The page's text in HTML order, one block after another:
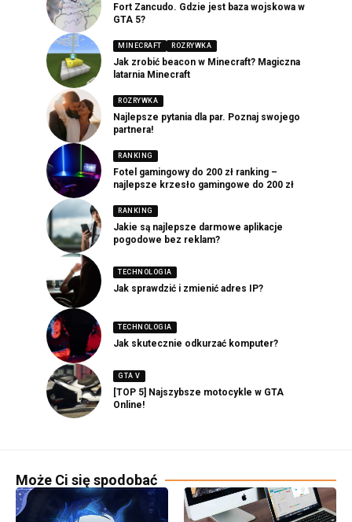
Fort Zancudo. Gdzie jest baza wojskowa w
GTA 5?
MINECRAFT ROZRYWKA
Jak zrobić beacon w Minecraft? Magiczna
latarnia Minecraft
ROZRYWKA
Najlepsze pytania dla par. Poznaj swojego
partnera!
RANKING
Fotel gamingowy do 200 zł ranking –
najlepsze krzesło gamingowe do 200 zł
RANKING
Jakie są najlepsze darmowe aplikacje
pogodowe bez reklam?
TECHNOLOGIA
Jak sprawdzić i zmienić adres IP?
TECHNOLOGIA
Jak skutecznie odkurzać komputer?
GTA V
[TOP 5] Najszybsze motocykle w GTA
Online!
Może Ci się spodobać